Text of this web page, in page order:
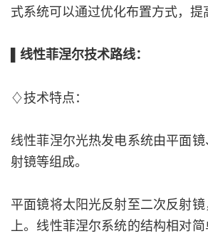
式系统可以通过优化布置方式，提
▌线性菲涅尔技术路线：
♢技术特点：
线性菲涅尔光热发电系统由平面
射镜等组成。
平面镜将太阳光反射至二次反射
上。线性菲涅尔系统的结构相对